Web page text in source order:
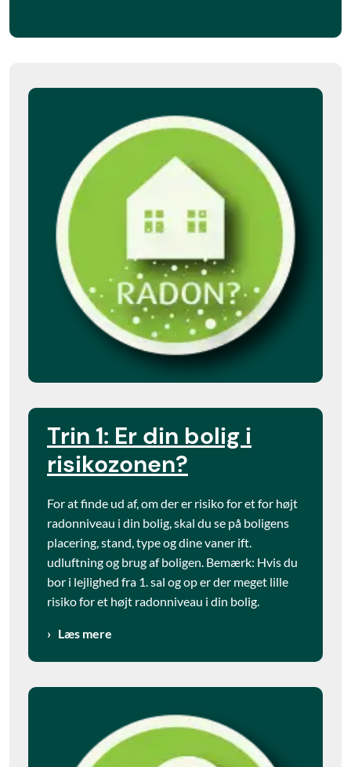
Trin 1: Er din bolig i
risikozonen?
For at finde ud af, om der er risiko for et for højt
radonniveau i din bolig, skal du se på boligens
placering, stand, type og dine vaner ift.
udluftning og brug af boligen. Bemærk: Hvis du
bor i lejlighed fra 1. sal og op er der meget lille
risiko for et højt radonniveau i din bolig.
Læs mere